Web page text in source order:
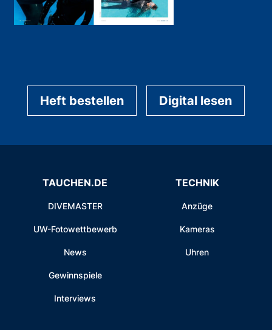
Heft bestellen Digital lesen
TAUCHEN.DE
DIVEMASTER
UW-Fotowettbewerb
News
Gewinnspiele
Interviews
TECHNIK
Anzüge
Kameras
Uhren